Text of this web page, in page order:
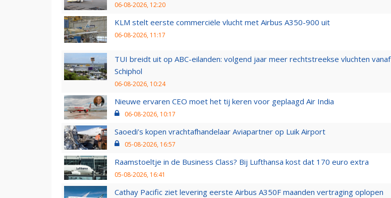
06-08-2026, 12:20
KLM stelt eerste commerciële vlucht met Airbus A350-900 uit
06-08-2026, 11:17
TUI breidt uit op ABC-eilanden: volgend jaar meer rechtstreekse vluchten vanaf
Schiphol
06-08-2026, 10:24
Nieuwe ervaren CEO moet het tij keren voor geplaagd Air India
06-08-2026, 10:17
Saoedi’s kopen vrachtafhandelaar Aviapartner op Luik Airport
05-08-2026, 16:57
Raamstoeltje in de Business Class? Bij Lufthansa kost dat 170 euro extra
05-08-2026, 16:41
Cathay Pacific ziet levering eerste Airbus A350F maanden vertraging oplopen